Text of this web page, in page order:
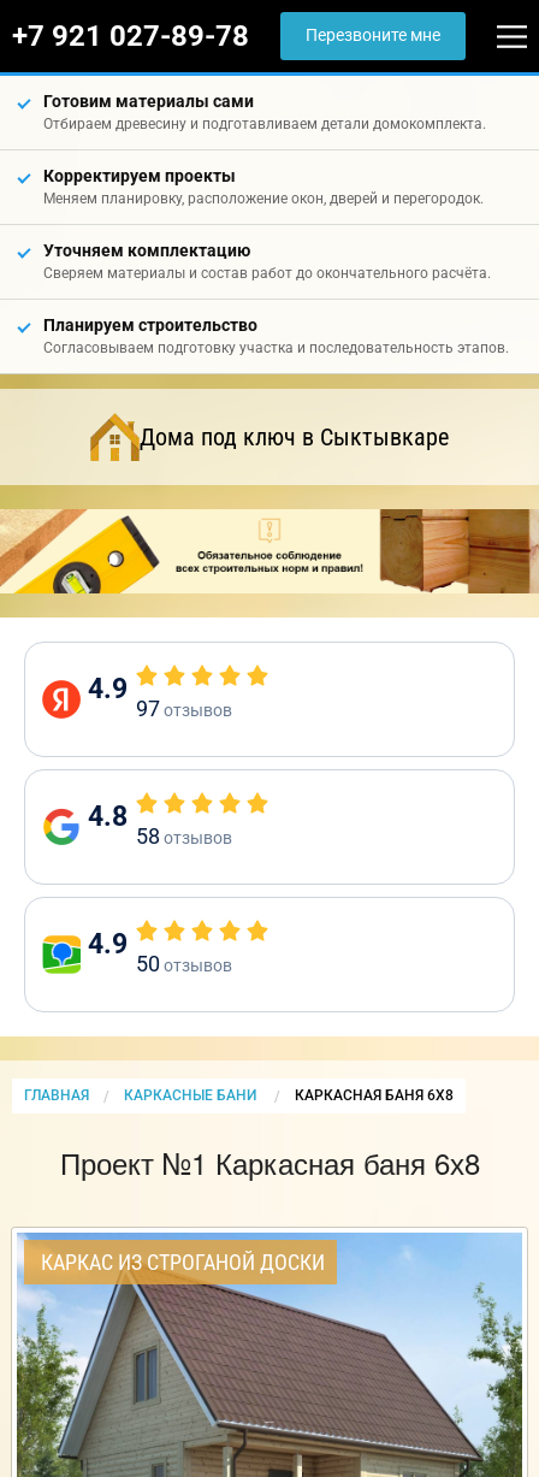
+7 921 027-89-78 Перезвоните мне
Готовим материалы сами
Отбираем древесину и подготавливаем детали домокомплекта.
Корректируем проекты
Меняем планировку, расположение окон, дверей и перегородок.
Уточняем комплектацию
Сверяем материалы и состав работ до окончательного расчёта.
Планируем строительство
Согласовываем подготовку участка и последовательность этапов.
Дома под ключ в Сыктывкаре
4.9
97отзывов
4.8
58 отзывов
4.9
50отзывов
ГЛАВНАЯ КАРКАСНЫЕ БАНИ CURRENT:
КАРКАСНАЯ БАНЯ 6Х8
Проект №1 Каркасная баня 6х8
КАРКАС ИЗ СТРОГАНОЙ ДОСКИ